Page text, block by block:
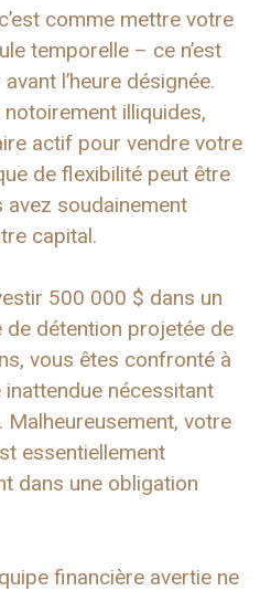
comme mettre votre
temporelle – ce n’est
l’heure désignée.
illiquides,
actif pour vendre votre
de flexibilité peut être
soudainement
capital.
500 000 $ dans un
de détention projetée de
vous êtes confronté à
nécessitant
votre
essentiellement
dans une obligation
financière avertie ne